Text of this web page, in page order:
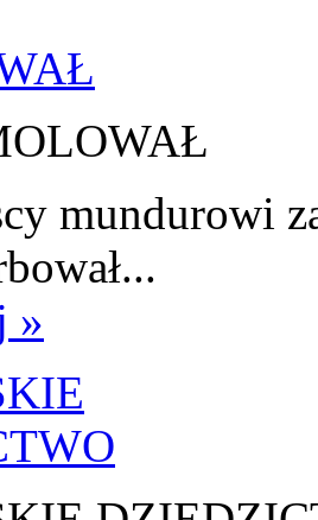
mundurowi
»